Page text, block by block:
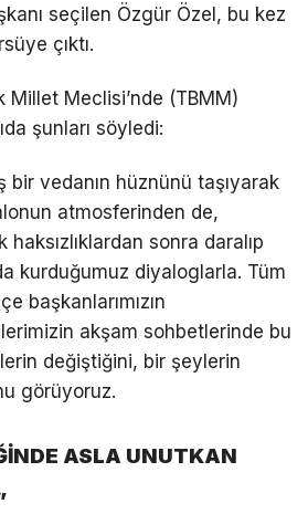
seçilen Özgür Özel, bu kez
çıktı.
Millet Meclisi’nde (TBMM)
şunları söyledi:
bir vedanın hüznünü taşıyarak
atmosferinden de,
haksızlıklardan sonra daralıp
kurduğumuz diyaloglarla. Tüm
başkanlarımızın
akşam sohbetlerinde bu
değiştiğini, bir şeylerin
görüyoruz.
ASLA UNUTKAN